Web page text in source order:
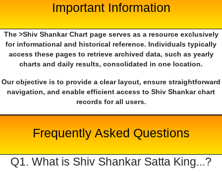
Important Information
The >Shiv Shankar Chart page serves as a resource exclusively
for informational and historical reference. Individuals typically
access these pages to retrieve archived data, such as yearly
charts and daily results, consolidated in one location.
Our objective is to provide a clear layout, ensure straightforward
navigation, and enable efficient access to Shiv Shankar chart
records for all users.
Frequently Asked Questions
Q1. What is Shiv Shankar Satta King...?